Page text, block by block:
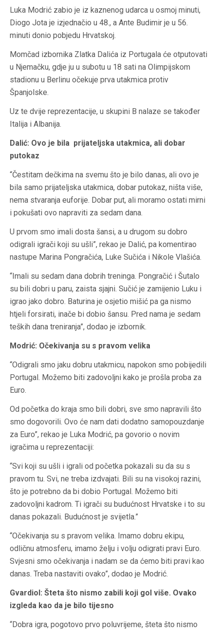
Luka Modrić zabio je iz kaznenog udarca u osmoj minuti,
Diogo Jota je izjednačio u 48., a Ante Budimir je u 56.
minuti donio pobjedu Hrvatskoj.
Momčad izbornika Zlatka Dalića iz Portugala će otputovati
u Njemačku, gdje ju u subotu u 18 sati na Olimpijskom
stadionu u Berlinu očekuje prva utakmica protiv
Španjolske.
Uz te dvije reprezentacije, u skupini B nalaze se također
Italija i Albanija.
Dalić: Ovo je bila prijateljska utakmica, ali dobar
putokaz
“Čestitam dečkima na svemu što je bilo danas, ali ovo je
bila samo prijateljska utakmica, dobar putokaz, ništa više,
nema stvaranja euforije. Dobar put, ali moramo ostati mirni
i pokušati ovo napraviti za sedam dana.
U prvom smo imali dosta šansi, a u drugom su dobro
odigrali igrači koji su ušli”, rekao je Dalić, pa komentirao
nastupe Marina Pongračića, Luke Sučića i Nikole Vlašića.
“Imali su sedam dana dobrih treninga. Pongračić i Šutalo
su bili dobri u paru, zaista sjajni. Sučić je zamijenio Luku i
igrao jako dobro. Baturina je osjetio mišić pa ga nismo
htjeli forsirati, inače bi dobio šansu. Pred nama je sedam
teških dana treniranja”, dodao je izbornik.
Modrić: Očekivanja su s pravom velika
“Odigrali smo jaku dobru utakmicu, napokon smo pobijedili
Portugal. Možemo biti zadovoljni kako je prošla proba za
Euro.
Od početka do kraja smo bili dobri, sve smo napravili što
smo dogovorili. Ovo će nam dati dodatno samopouzdanje
za Euro”, rekao je Luka Modrić, pa govorio o novim
igračima u reprezentaciji:
“Svi koji su ušli i igrali od početka pokazali su da su s
pravom tu. Svi, ne treba izdvajati. Bili su na visokoj razini,
što je potrebno da bi dobio Portugal. Možemo biti
zadovoljni kadrom. Ti igrači su budućnost Hrvatske i to su
danas pokazali. Budućnost je svijetla.”
“Očekivanja su s pravom velika. Imamo dobru ekipu,
odličnu atmosferu, imamo želju i volju odigrati pravi Euro.
Svjesni smo očekivanja i nadam se da ćemo biti pravi kao
danas. Treba nastaviti ovako”, dodao je Modrić.
Gvardiol: Šteta što nismo zabili koji gol više. Ovako
izgleda kao da je bilo tijesno
“Dobra igra, pogotovo prvo poluvrijeme, šteta što nismo